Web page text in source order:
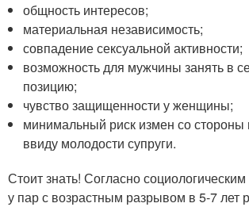
общность интересов;
материальная независимость;
совпадение сексуальной активности;
возможность для мужчины занять в
позицию;
чувство защищенности у женщины;
минимальный риск измен со
ввиду молодости супруги.
Стоит знать! Согласно
у пар с возрастным разрывом в 5-7 лет